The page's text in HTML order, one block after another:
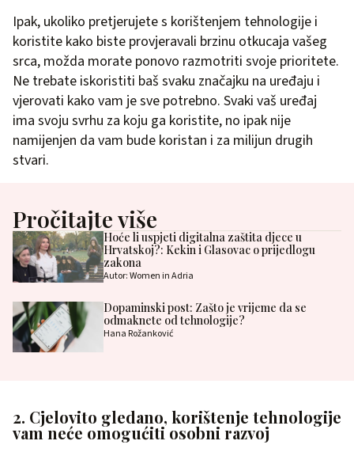
Ipak, ukoliko pretjerujete s korištenjem tehnologije i
koristite kako biste provjeravali brzinu otkucaja vašeg
srca, možda morate ponovo razmotriti svoje prioritete.
Ne trebate iskoristiti baš svaku značajku na uređaju i
vjerovati kako vam je sve potrebno. Svaki vaš uređaj
ima svoju svrhu za koju ga koristite, no ipak nije
namijenjen da vam bude koristan i za milijun drugih
stvari.
Pročitajte više
Hoće li uspjeti digitalna zaštita djece u
Hrvatskoj?: Kekin i Glasovac o prijedlogu
zakona
Autor: Women in Adria
Dopaminski post: Zašto je vrijeme da se
odmaknete od tehnologije?
Hana Rožanković
2. Cjelovito gledano, korištenje tehnologije
vam neće omogućiti osobni razvoj